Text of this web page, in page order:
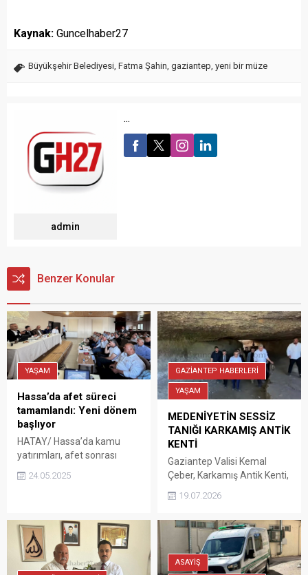
Kaynak: Guncelhaber27
Büyükşehir Belediyesi, Fatma Şahin, gaziantep, yeni bir müze
admin
...
Benzer Konular
YAŞAM
Hassa’da afet süreci
tamamlandı: Yeni dönem
başlıyor
HATAY/ Hassa’da kamu
yatırımları, afet sonrası
iyileştirme çalışmaları ve köy
afet konutlarının son
24.05.2025
GAZİANTEP HABERLERİ
YAŞAM
MEDENİYETİN SESSİZ
TANIĞI KARKAMIŞ ANTİK
KENTİ
Gaziantep Valisi Kemal
Çeber, Karkamış Antik Kenti,
geçmişiyle Anadolu’nun en
alanlarından biri olan yerde
yürütülen çalışmaları
yerinde inceledi Vali Kemal
Çeber, Karkamış Belediye
19.07.2026
ASAYİŞ